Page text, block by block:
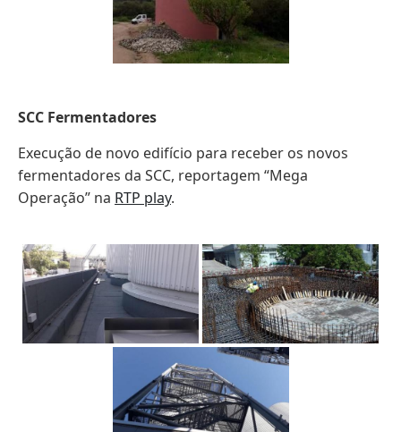
SCC Fermentadores
Execução de novo edifício para receber os novos
fermentadores da SCC, reportagem “Mega
Operação” na RTP play.